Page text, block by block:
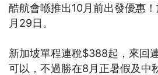
酷航會喺推出10月前出發優惠
月29日。
新加坡單程連稅$388起，來回
可以，不過勝在8月正暑假及中